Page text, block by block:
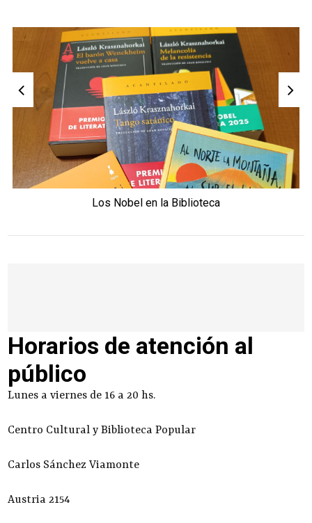
Los Nobel en la Biblioteca
Horarios de atención al
público
Lunes a viernes de 16 a 20 hs.
Centro Cultural y Biblioteca Popular
Carlos Sánchez Viamonte
Austria 2154